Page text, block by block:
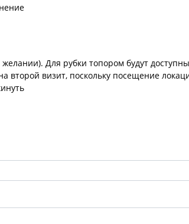
Для рубки топором будут
второй визит, поскольку посещение